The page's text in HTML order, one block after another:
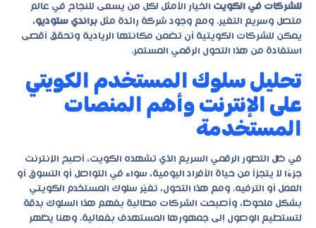
للشركات في الكويت الخيار الأمثل لكل من يسعى للنجاح في عالم
متصل وسريع التغير. ومع وجود شركة رائدة مثل براندي ستوديو،
يمكن للشركات الكويتية أن تضمن مكانتها الريادية وتحقق أقصى
استفادة من هذا التحول الرقمي المستمر.
تحليل سلوك المستخدم الكويتي
على الإنترنت وأهم المنصات
المستخدمة
في ظل التطور الرقمي السريع الذي تشهده الكويت، أصبح الإنترنت
جزءًا لا يتجزأ من حياة الأفراد اليومية، سواء في التواصل أو التسوق أو
العمل أو الترفيه. ومع هذا التحول، تغيّر سلوك المستخدم الكويتي
بشكل ملحوظ، وأصبحت الشركات مطالبة بفهم هذا السلوك بدقة
لتستطيع الوصول إلى جمهورها المستهدف بفعالية. وهنا يظهر